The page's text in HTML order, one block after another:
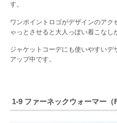
す。
ワンポイントロゴがデザインのアク
ゃっとさせると大人っぽい着こなし
ジャケットコーデにも使いやすいデ
アップ中です。
1-9 ファーネックウォーマー（